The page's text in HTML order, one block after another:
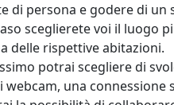
di persona e godere di un
sceglierete voi il luogo
delle rispettive abitazioni.
potrai scegliere di
una